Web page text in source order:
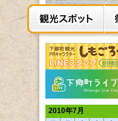
2010年7月